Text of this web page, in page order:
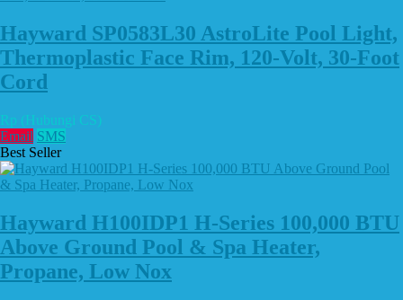
Hayward SP0583L30 AstroLite Pool Light,
Thermoplastic Face Rim, 120-Volt, 30-Foot
Cord
Rp (Hubungi CS)
Email SMS
Best Seller
Hayward H100IDP1 H-Series 100,000 BTU
Above Ground Pool & Spa Heater,
Propane, Low Nox